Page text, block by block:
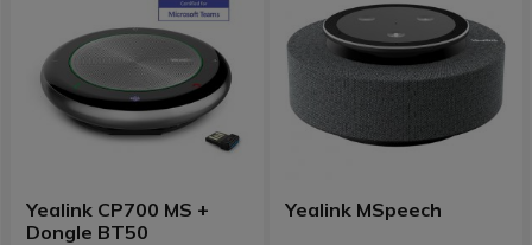
Yealink CP700 MS +
Dongle BT50
Yealink MSpeech